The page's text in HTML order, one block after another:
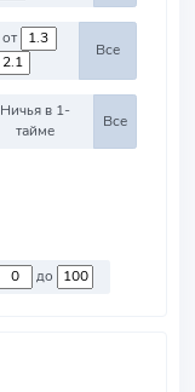
Победа от
Все
Ничья в 1-
тайме
Все
до